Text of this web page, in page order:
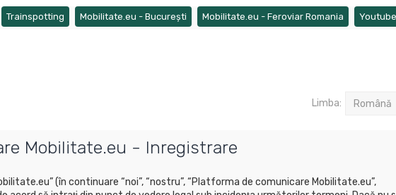
a new tab)
Trainspotting(Opens a new tab)
Mobilitate.eu - București(Opens a new tab)
Mobilitate.eu - Feroviar Romania(Opens a
Youtube
Limba:
Mobilitate.eu - Înregistrare
(în continuare “noi”, “nostru”, “Platforma de comunicare Mobilitate.eu”,